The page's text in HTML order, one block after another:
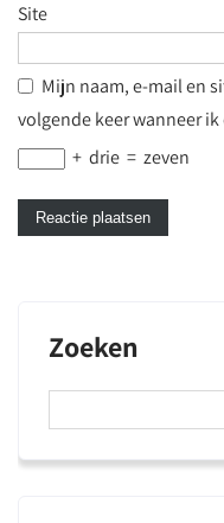
Site
Mijn naam, e-mail en
volgende keer wanneer
+ drie = zeven
Zoeken